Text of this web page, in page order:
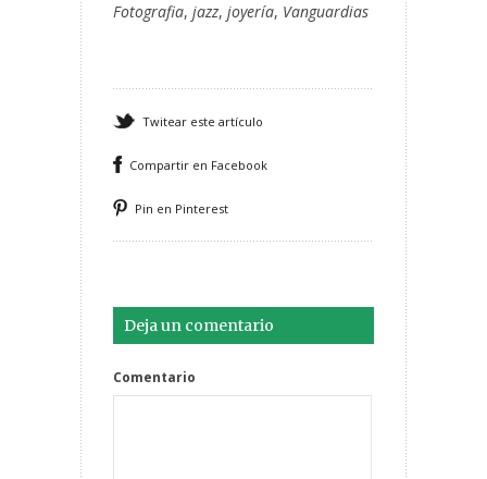
Fotografia, jazz, joyería, Vanguardias
Twitear este artículo
Compartir en Facebook
Pin en Pinterest
Deja un comentario
Comentario